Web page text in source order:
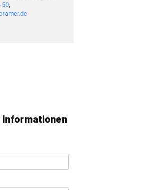
50,
Informationen